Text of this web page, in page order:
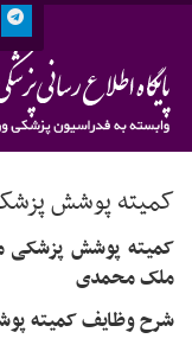
کمیته پوشش
کمیته پوشش پزشکی
ملک محمدی
شرح وظایف کمیته